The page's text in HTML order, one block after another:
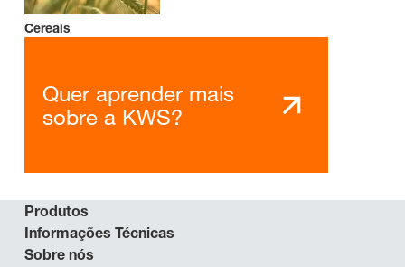
Cereais
Quer aprender mais
sobre a KWS?
Produtos
Informações Técnicas
Sobre nós